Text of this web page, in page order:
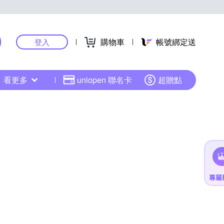
登入 購物車 帳號綁定送
看更多 uniopen 聯名卡 超贈點